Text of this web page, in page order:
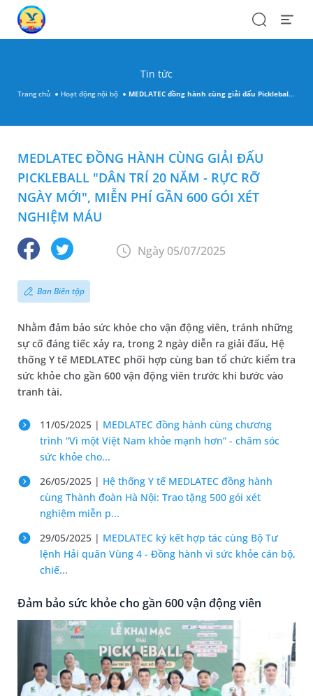
SearchOpen
Tin tức
Trang chủ Hoạt động nội bộ MEDLATEC đồng hành cùng giải đấu Pickleball "Dân trí 20 năm - Rực rỡ ngày mới", miễn phí gần 600 gói xét nghiệm máu
MEDLATEC ĐỒNG HÀNH CÙNG GIẢI ĐẤU
PICKLEBALL "DÂN TRÍ 20 NĂM - RỰC RỠ
NGÀY MỚI", MIỄN PHÍ GẦN 600 GÓI XÉT
NGHIỆM MÁU
Ngày 05/07/2025
Ban Biên tập
Nhằm đảm bảo sức khỏe cho vận động viên, tránh những
sự cố đáng tiếc xảy ra, trong 2 ngày diễn ra giải đấu, Hệ
thống Y tế MEDLATEC phối hợp cùng ban tổ chức kiểm tra
sức khỏe cho gần 600 vận động viên trước khi bước vào
tranh tài.
11/05/2025 | MEDLATEC đồng hành cùng chương
trình “Vì một Việt Nam khỏe mạnh hơn” - chăm sóc
sức khỏe cho...
26/05/2025 | Hệ thống Y tế MEDLATEC đồng hành
cùng Thành đoàn Hà Nội: Trao tặng 500 gói xét
nghiệm miễn p...
29/05/2025 | MEDLATEC ký kết hợp tác cùng Bộ Tư
lệnh Hải quân Vùng 4 - Đồng hành vì sức khỏe cán bộ,
chiế...
Đảm bảo sức khỏe cho gần 600 vận động viên